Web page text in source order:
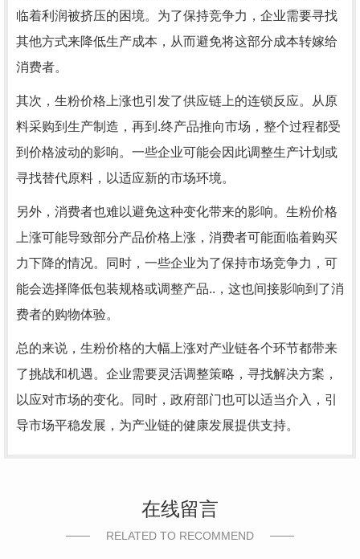
临着利润被挤压的困境。为了保持竞争力，企业需要寻找
其他方式来降低生产成本，从而避免将这部分成本转嫁给
消费者。
其次，生粉价格上涨也引发了供应链上的连锁反应。从原
料采购到生产制造，再到.终产品推向市场，整个过程都受
到价格波动的影响。一些企业可能会因此调整生产计划或
寻找替代原料，以适应新的市场环境。
另外，消费者也难以避免这种变化带来的影响。生粉价格
上涨可能导致部分产品价格上涨，消费者可能面临着购买
力下降的情况。同时，一些企业为了保持市场竞争力，可
能会选择降低包装规格或调整产品..，这也间接影响到了消
费者的购物体验。
总的来说，生粉价格的大幅上涨对产业链各个环节都带来
了挑战和机遇。企业需要灵活调整策略，寻找解决方案，
以应对市场的变化。同时，政府部门也可以适当介入，引
导市场平稳发展，为产业链的健康发展提供支持。
在线留言
RELATED TO RECOMMEND